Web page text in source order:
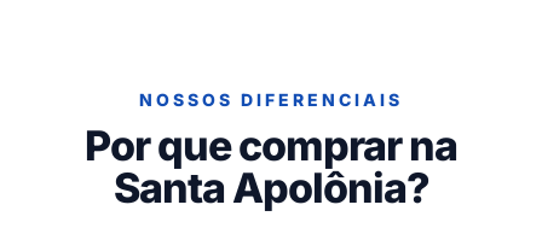
NOSSOS DIFERENCIAIS
Por que comprar na
Santa Apolônia?